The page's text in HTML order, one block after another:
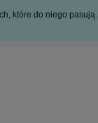
które do niego pasują.